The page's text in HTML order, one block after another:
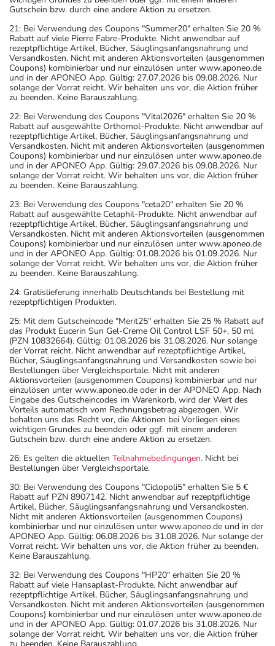
Gutschein bzw. durch eine andere Aktion zu ersetzen.
21: Bei Verwendung des Coupons "Summer20" erhalten Sie 20 %
Rabatt auf viele Pierre Fabre-Produkte. Nicht anwendbar auf
rezeptpflichtige Artikel, Bücher, Säuglingsanfangsnahrung und
Versandkosten. Nicht mit anderen Aktionsvorteilen (ausgenommen
Coupons) kombinierbar und nur einzulösen unter www.aponeo.de
und in der APONEO App. Gültig: 27.07.2026 bis 09.08.2026. Nur
solange der Vorrat reicht. Wir behalten uns vor, die Aktion früher
zu beenden. Keine Barauszahlung.
22: Bei Verwendung des Coupons "Vital2026" erhalten Sie 20 %
Rabatt auf ausgewählte Orthomol-Produkte. Nicht anwendbar auf
rezeptpflichtige Artikel, Bücher, Säuglingsanfangsnahrung und
Versandkosten. Nicht mit anderen Aktionsvorteilen (ausgenommen
Coupons) kombinierbar und nur einzulösen unter www.aponeo.de
und in der APONEO App. Gültig: 29.07.2026 bis 09.08.2026. Nur
solange der Vorrat reicht. Wir behalten uns vor, die Aktion früher
zu beenden. Keine Barauszahlung.
23: Bei Verwendung des Coupons "ceta20" erhalten Sie 20 %
Rabatt auf ausgewählte Cetaphil-Produkte. Nicht anwendbar auf
rezeptpflichtige Artikel, Bücher, Säuglingsanfangsnahrung und
Versandkosten. Nicht mit anderen Aktionsvorteilen (ausgenommen
Coupons) kombinierbar und nur einzulösen unter www.aponeo.de
und in der APONEO App. Gültig: 01.08.2026 bis 01.09.2026. Nur
solange der Vorrat reicht. Wir behalten uns vor, die Aktion früher
zu beenden. Keine Barauszahlung.
24: Gratislieferung innerhalb Deutschlands bei Bestellung mit
rezeptpflichtigen Produkten.
25: Mit dem Gutscheincode "Merit25" erhalten Sie 25 % Rabatt auf
das Produkt Eucerin Sun Gel-Creme Oil Control LSF 50+, 50 ml
(PZN 10832664). Gültig: 01.08.2026 bis 31.08.2026. Nur solange
der Vorrat reicht. Nicht anwendbar auf rezeptpflichtige Artikel,
Bücher, Säuglingsanfangsnahrung und Versandkosten sowie bei
Bestellungen über Vergleichsportale. Nicht mit anderen
Aktionsvorteilen (ausgenommen Coupons) kombinierbar und nur
einzulösen unter www.aponeo.de oder in der APONEO App. Nach
Eingabe des Gutscheincodes im Warenkorb, wird der Wert des
Vorteils automatisch vom Rechnungsbetrag abgezogen. Wir
behalten uns das Recht vor, die Aktionen bei Vorliegen eines
wichtigen Grundes zu beenden oder ggf. mit einem anderen
Gutschein bzw. durch eine andere Aktion zu ersetzen.
26: Es gelten die aktuellen Teilnahmebedingungen. Nicht bei
Bestellungen über Vergleichsportale.
30: Bei Verwendung des Coupons "Ciclopoli5" erhalten Sie 5 €
Rabatt auf PZN 8907142. Nicht anwendbar auf rezeptpflichtige
Artikel, Bücher, Säuglingsanfangsnahrung und Versandkosten.
Nicht mit anderen Aktionsvorteilen (ausgenommen Coupons)
kombinierbar und nur einzulösen unter www.aponeo.de und in der
APONEO App. Gültig: 06.08.2026 bis 31.08.2026. Nur solange der
Vorrat reicht. Wir behalten uns vor, die Aktion früher zu beenden.
Keine Barauszahlung.
32: Bei Verwendung des Coupons "HP20" erhalten Sie 20 %
Rabatt auf viele Hansaplast-Produkte. Nicht anwendbar auf
rezeptpflichtige Artikel, Bücher, Säuglingsanfangsnahrung und
Versandkosten. Nicht mit anderen Aktionsvorteilen (ausgenommen
Coupons) kombinierbar und nur einzulösen unter www.aponeo.de
und in der APONEO App. Gültig: 01.07.2026 bis 31.08.2026. Nur
solange der Vorrat reicht. Wir behalten uns vor, die Aktion früher